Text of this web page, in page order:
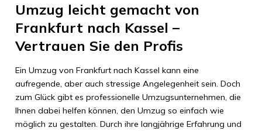
Umzug leicht gemacht von
Frankfurt nach Kassel –
Vertrauen Sie den Profis
Ein Umzug von Frankfurt nach Kassel kann eine
aufregende, aber auch stressige Angelegenheit sein. Doch
zum Glück gibt es professionelle Umzugsunternehmen, die
Ihnen dabei helfen können, den Umzug so einfach wie
möglich zu gestalten. Durch ihre langjährige Erfahrung und